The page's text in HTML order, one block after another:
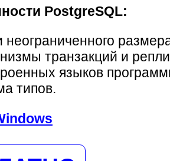
PostgreSQL:
транзакций и
языков
типов.